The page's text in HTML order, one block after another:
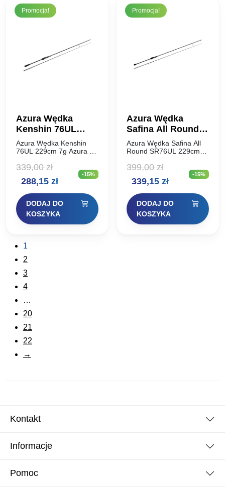
Promocja!
Azura Wędka
Kenshin 76UL
229cm 7g
Azura Wędka Kenshin
76UL 229cm 7g Azura 25
generacja serii wędzisk
Kenshin, które zyskały tak
dużą popularność wśród
doskonałym
parametrom…
339,00zł
Pierwotna
cena
wynosiła:
339,00 zł.
288,15 złAktualna
cena
wynosi:
288,15 zł.
-15%
DODAJ DO
KOSZYKA
Promocja!
Azura Wędka
Safina All Round
SR76UL 229cm 6g
Azura Wędka Safina All
Round SR76UL 229cm
seria czterech modeli,
stworzona z myślą o
wędkarzach, których
wymagają jak
najszerszego…
399,00zł
Pierwotna
cena
wynosiła:
399,00 zł.
339,15 złAktualna
cena
wynosi:
339,15 zł.
-15%
DODAJ DO
KOSZYKA
1
2
3
4
…
20
21
22
→
Kontakt
Informacje
Pomoc